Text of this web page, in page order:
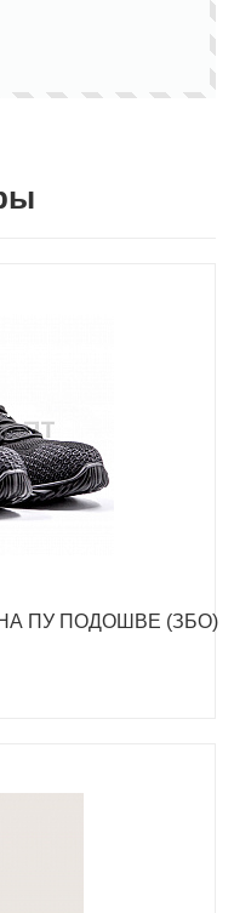
НА ПУ ПОДОШВЕ (ЗБО)